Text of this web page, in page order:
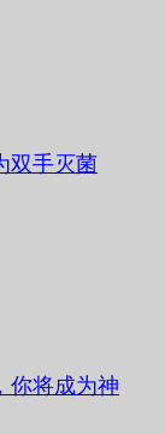
双手灭菌
你将成为神